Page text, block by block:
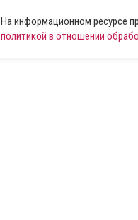
На информационном ресурсе
политикой в отношении